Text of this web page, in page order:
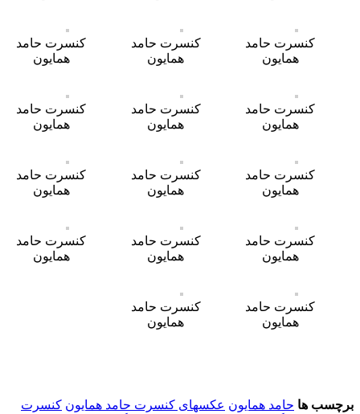
کنسرت حامد
همایون
کنسرت حامد
همایون
کنسرت حامد
همایون
کنسرت حامد
همایون
کنسرت حامد
همایون
کنسرت حامد
همایون
کنسرت حامد
همایون
کنسرت حامد
همایون
کنسرت حامد
همایون
کنسرت حامد
همایون
کنسرت حامد
همایون
کنسرت حامد
همایون
کنسرت حامد
همایون
کنسرت حامد
همایون
برچسب ها حامد همایون عکسهای کنسرت حامد همایون کنسرت